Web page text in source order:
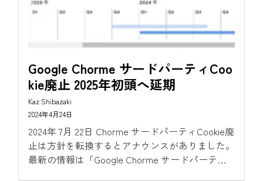
Google Chorme サードパーティCoo
kie廃止 2025年初頭へ延期
Kaz Shibazaki
2024年4月24日
2024年 7月 22日 Chorme サードパーティCookie廃
止は方針を転換するとアナウンスがありました。
最新の情報は「Google Chorme サードパーティ